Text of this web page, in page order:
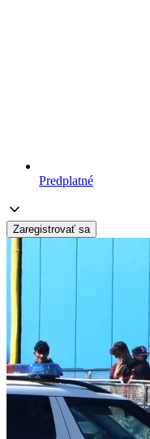
Predplatné
Zaregistrovať sa